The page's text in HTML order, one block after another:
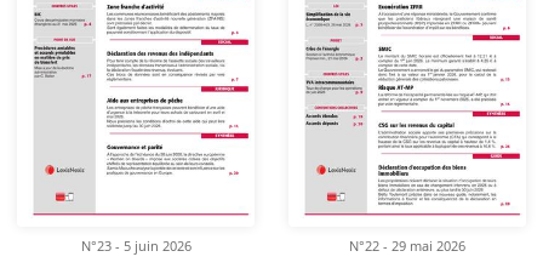
N°23 - 5 juin 2026 N°22 - 29 mai 2026